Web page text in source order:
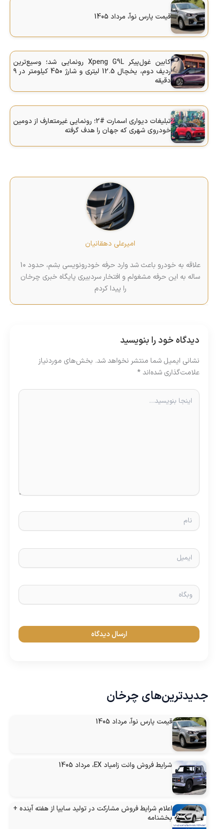
قیمت پارس نوآ، مرداد 1405
کابین غول‌پیکر Xpeng G9L رونمایی شد؛ وسیع‌ترین
ردیف دوم، یخچال 12.5 لیتری و شارژ 450 کیلومتر در ۹
دقیقه
تبلیغات دیواری اسمارت #2؛ رونمایی غیرمتعارف از دومین
خودروی شهری که جهان را هدف گرفته
امیرعلی دهقانیان
علاقه‌ به خودرو باعث شد وارد حرفه خودرونویسی بشم، حدود 10
ساله به این حرفه مشغولم و افتخار سردبیری پایگاه خبری چرخان
را پیدا کردم
دیدگاه‌ خود را بنویسید
نشانی ایمیل شما منتشر نخواهد شد. بخش‌های موردنیاز
علامت‌گذاری شده‌اند*
اینجا
بنویسید…
نام
ایمیل
وبگاه
جدیدترین‌های چرخان
قیمت پارس نوآ، مرداد 1405
شرایط فروش وانت زامیاد EX، مرداد 1405
اعلام شرایط فروش مشارکت در تولید سایپا از هفته آینده +
بخشنامه